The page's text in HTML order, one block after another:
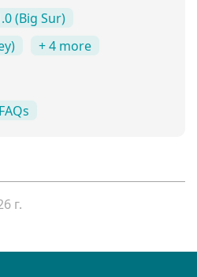
(Big Sur)
+ 4 more
FAQs
г.